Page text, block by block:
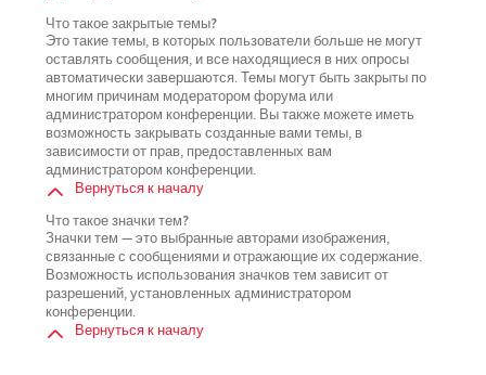
Что такое закрытые темы?
Это такие темы, в которых пользователи больше не могут
оставлять сообщения, и все находящиеся в них опросы
автоматически завершаются. Темы могут быть закрыты по
многим причинам модератором форума или
администратором конференции. Вы также можете иметь
возможность закрывать созданные вами темы, в
зависимости от прав, предоставленных вам
администратором конференции.
Вернуться к началу
Что такое значки тем?
Значки тем — это выбранные авторами изображения,
связанные с сообщениями и отражающие их содержание.
Возможность использования значков тем зависит от
разрешений, установленных администратором
конференции.
Вернуться к началу